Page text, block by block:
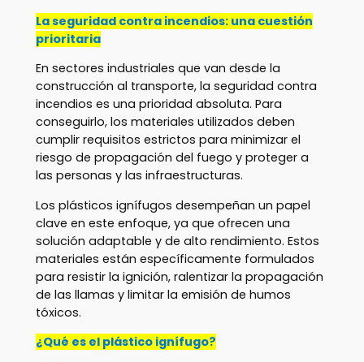
La seguridad contra incendios: una cuestión
prioritaria
En sectores industriales que van desde la
construcción al transporte, la seguridad contra
incendios es una prioridad absoluta. Para
conseguirlo, los materiales utilizados deben
cumplir requisitos estrictos para minimizar el
riesgo de propagación del fuego y proteger a
las personas y las infraestructuras.
Los plásticos ignífugos desempeñan un papel
clave en este enfoque, ya que ofrecen una
solución adaptable y de alto rendimiento. Estos
materiales están específicamente formulados
para resistir la ignición, ralentizar la propagación
de las llamas y limitar la emisión de humos
tóxicos.
¿Qué es el plástico ignífugo?